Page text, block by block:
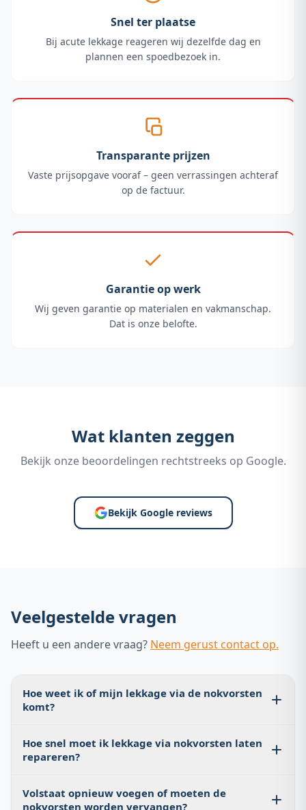
Snel ter plaatse
Bij acute lekkage reageren wij dezelfde dag en
plannen een spoedbezoek in.
Transparante prijzen
Vaste prijsopgave vooraf – geen verrassingen achteraf
op de factuur.
Garantie op werk
Wij geven garantie op materialen en vakmanschap.
Dat is onze belofte.
Wat klanten zeggen
Bekijk onze beoordelingen rechtstreeks op Google.
Bekijk Google reviews
Veelgestelde vragen
Heeft u een andere vraag? Neem gerust contact op.
Hoe weet ik of mijn lekkage via de nokvorsten
komt?
schoorsteen of dakkapel) en natte isolatie in het midden
van de dakruimte zijn de sterkste signalen. Met een
nokmortel of verschoven stenen zichtbaar zijn.
Hoe snel moet ik lekkage via nokvorsten laten
repareren?
nokbalk en dakbalken. Elk week uitstel vergroot de kans
Volstaat opnieuw voegen of moeten de
nokvorsten worden vervangen?